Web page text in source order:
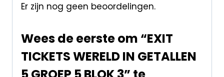
Er zijn nog geen beoordelingen.
Wees de eerste om “EXIT
TICKETS WERELD IN GETALLEN